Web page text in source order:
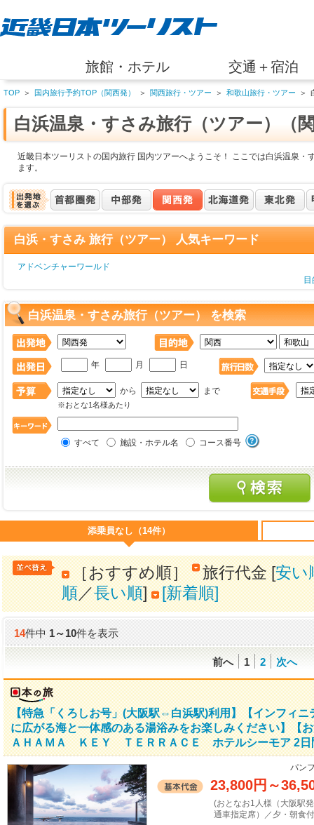
旅館・ホテル 交通＋宿泊
TOP ＞ 国内旅行予約TOP（関西発） ＞ 関西旅行・ツアー ＞ 和歌山旅行・ツアー ＞
白浜温泉・すさみ旅行（ツアー）（
近畿日本ツーリストの国内旅行 国内ツアーへようこそ！ ここでは白浜温泉・
ます。
白浜・すさみ 旅行（ツアー） 人気キーワード
アドベンチャーワールド
白浜温泉・すさみ旅行（ツアー） を検索
年 月 日
から まで
※おとな1名様あたり
すべて 施設・ホテル名 コース番号
添乗員なし（14件）
［おすすめ順］ 旅行代金 [安い
順／長い順] [新着順]
14件中1～10件を表示
前へ 1 2 次へ
【特急「くろしお号」(大阪駅⇔白浜駅)利用】【インフィニ
に広がる海と一体感のある湯浴みをお楽しみください】
ＡＨＡＭＡ ＫＥＹ ＴＥＲＲＡＣＥ ホテルシーモア 2日
パン
23,800円 ～
(おとなお1人様（大阪駅
通車指定席）／夕・朝食